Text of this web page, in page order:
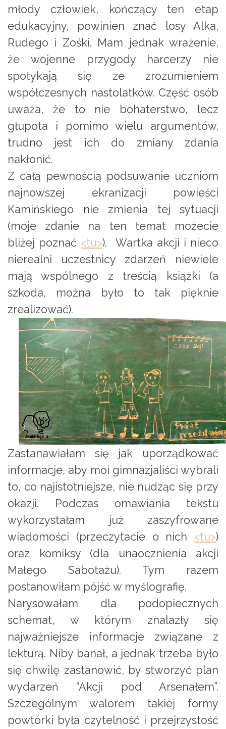
młody człowiek, kończący ten etap
edukacyjny, powinien znać losy Alka,
Rudego i Zośki. Mam jednak wrażenie,
że wojenne przygody harcerzy nie
spotykają się ze zrozumieniem
współczesnych nastolatków. Część osób
uważa, że to nie bohaterstwo, lecz
głupota i pomimo wielu argumentów,
trudno jest ich do zmiany zdania
nakłonić.
Z całą pewnością podsuwanie uczniom
najnowszej ekranizacji powieści
Kamińskiego nie zmienia tej sytuacji
(moje zdanie na ten temat możecie
bliżej poznać <tu>). Wartka akcji i nieco
nierealni uczestnicy zdarzeń niewiele
mają wspólnego z treścią książki (a
szkoda, można było to tak pięknie
zrealizować).
Zastanawiałam się jak uporządkować
informacje, aby moi gimnazjaliści wybrali
to, co najistotniejsze, nie nudząc się przy
okazji. Podczas omawiania tekstu
wykorzystałam już zaszyfrowane
wiadomości (przeczytacie o nich <tu>)
oraz komiksy (dla unaocznienia akcji
Małego Sabotażu). Tym razem
postanowiłam pójść w myślografię.
Narysowałam dla podopiecznych
schemat, w którym znalazły się
najważniejsze informacje związane z
lekturą. Niby banał, a jednak trzeba było
się chwilę zastanowić, by stworzyć plan
wydarzeń “Akcji pod Arsenałem”.
Szczególnym walorem takiej formy
powtórki była czytelność i przejrzystość